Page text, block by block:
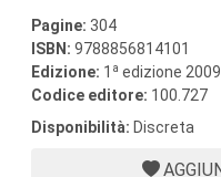
Pagine: 304
ISBN: 9788856814101
Edizione: 1 a edizione 2009
Codice editore: 100.727
Disponibilità: Discreta